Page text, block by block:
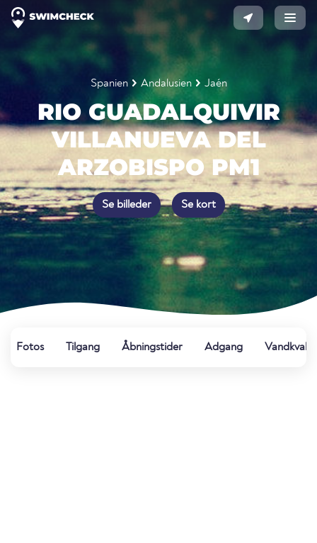
Spanien Andalusien Jaén
RIO GUADALQUIVIR
VILLANUEVA DEL
ARZOBISPO PM1
Se billeder Se kort
Fotos Tilgang Åbningstider Adgang